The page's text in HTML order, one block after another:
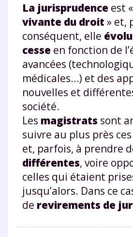
La jurisprudence est «
vivante du droit » et,
conséquent, elle
cesse en fonction de
avancées
médicales…) et des
nouvelles et
société.
Les magistrats sont
suivre au plus près
et, parfois, à prendre
différentes, voire
celles qui étaient
jusqu’alors. Dans ce
de revirements de